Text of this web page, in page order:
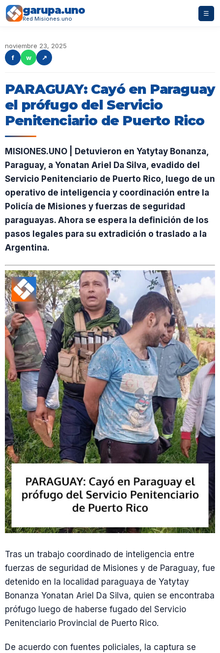
garupa.uno
Red Misiones.uno
☰
noviembre 23, 2025
f
w ↗
PARAGUAY: Cayó en Paraguay
el prófugo del Servicio
Penitenciario de Puerto Rico
MISIONES.UNO | Detuvieron en Yatytay Bonanza,
Paraguay, a Yonatan Ariel Da Silva, evadido del
Servicio Penitenciario de Puerto Rico, luego de un
operativo de inteligencia y coordinación entre la
Policía de Misiones y fuerzas de seguridad
paraguayas. Ahora se espera la definición de los
pasos legales para su extradición o traslado a la
Argentina.
Tras un trabajo coordinado de inteligencia entre
fuerzas de seguridad de Misiones y de Paraguay, fue
detenido en la localidad paraguaya de Yatytay
Bonanza Yonatan Ariel Da Silva, quien se encontraba
prófugo luego de haberse fugado del Servicio
Penitenciario Provincial de Puerto Rico.
De acuerdo con fuentes policiales, la captura se